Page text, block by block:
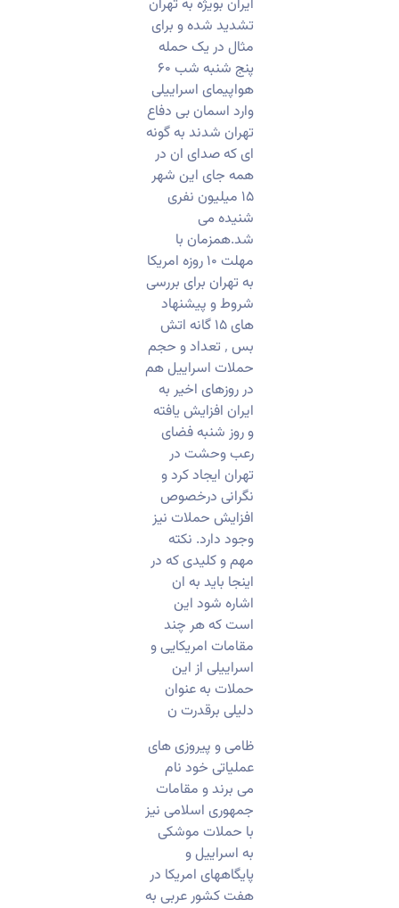
ایران بویژه به تهران
تشدید شده و برای
مثال در یک حمله
پنج شنبه شب ۶۰
هواپیمای اسراییلی
وارد اسمان بی دفاع
تهران شدند به گونه
ای که صدای ان در
همه جای این شهر
۱۵ میلیون نفری
شنیده می
شد.همزمان با
مهلت ۱۰ روزه امریکا
به تهران برای بررسی
شروط و پیشنهاد
های ۱۵ گانه اتش
بس ٬ تعداد و حجم
حملات اسراییل هم
در روزهای اخیر به
ایران افزایش یافته
و روز شنبه فضای
رعب وحشت در
تهران ایجاد کرد و
نگرانی درخصوص
افزایش حملات نیز
وجود دارد. نکته
مهم و کلیدی که در
اینجا باید به ان
اشاره شود این
است که هر چند
مقامات امریکایی و
اسراییلی از این
حملات به عنوان
دلیلی برقدرت ن
ظامی و پیروزی های
عملیاتی خود نام
می برند و مقامات
جمهوری اسلامی نیز
با حملات موشکی
به اسراییل و
پایگاههای امریکا در
هفت کشور عربی به